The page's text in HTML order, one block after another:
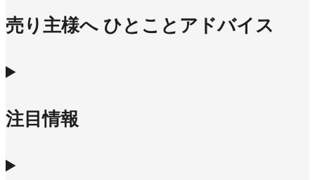
売り主様へ ひとことアドバイス
注目情報